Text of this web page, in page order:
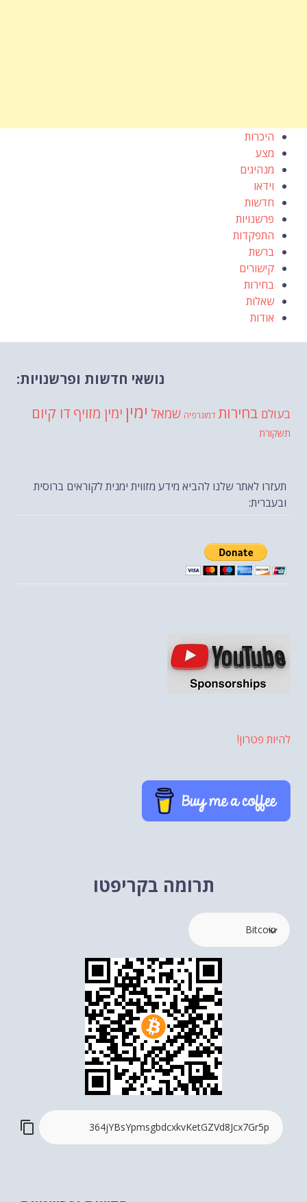
היכרות
מצע
מנהיגים
וידאו
חדשות
פרשנויות
התפקדות
ברשת
קישורים
בחירות
שאלות
אודות
נושאי חדשות ופרשנויות:
בעולם בחירות דמוגרפיה שמאל ימין ימין מזויף דו קיום
תשקורת
תעזרו לאתר שלנו להביא מידע מזווית ימנית לקוראים ברוסית
ובעברית:
להיות פטרון!
תרומה בקריפטו